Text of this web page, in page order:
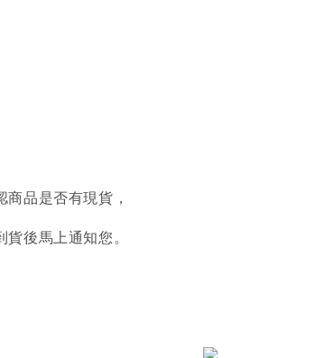
品是否有現貨，
後馬上通知您。